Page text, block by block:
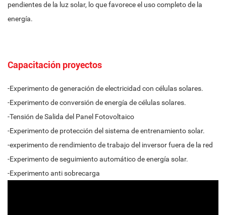
pendientes de la luz solar, lo que favorece el uso completo de la
energía.
Capacitación proyectos
-Experimento de generación de electricidad con células solares.
-Experimento de conversión de energía de células solares.
-Tensión de Salida del Panel Fotovoltaico
-Experimento de protección del sistema de entrenamiento solar.
-experimento de rendimiento de trabajo del inversor fuera de la red
-Experimento de seguimiento automático de energía solar.
-Experimento anti sobrecarga